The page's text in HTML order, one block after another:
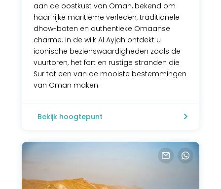
aan de oostkust van Oman, bekend om
haar rijke maritieme verleden, traditionele
dhow-boten en authentieke Omaanse
charme. In de wijk Al Ayjah ontdekt u
iconische bezienswaardigheden zoals de
vuurtoren, het fort en rustige stranden die
Sur tot een van de mooiste bestemmingen
van Oman maken.
Bekijk hoogtepunt